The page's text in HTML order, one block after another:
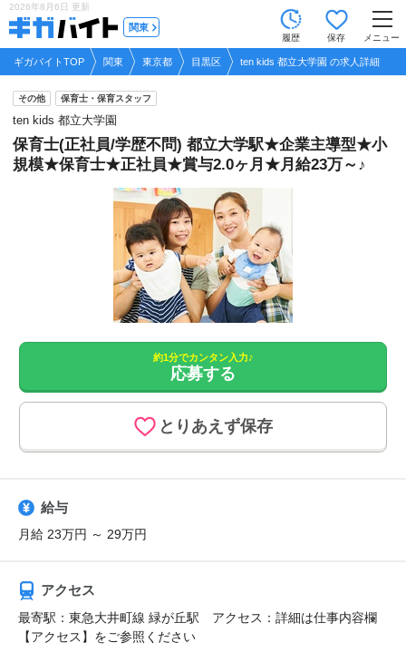
2026年8月6日 更新
関東
履歴 保存 メニュー
ギガバイトTOP 関東 東京都 目黒区 ten kids 都立大学園 の求人詳細
その他 保育士・保育スタッフ
ten kids 都立大学園
保育士(正社員/学歴不問) 都立大学駅★企業主導型★小
規模★保育士★正社員★賞与2.0ヶ月★月給23万～♪
約1分でカンタン入力♪
応募する
とりあえず保存
給与
月給 23万円 ～ 29万円
アクセス
最寄駅：東急大井町線 緑が丘駅 アクセス：詳細は仕事内容欄
【アクセス】をご参照ください